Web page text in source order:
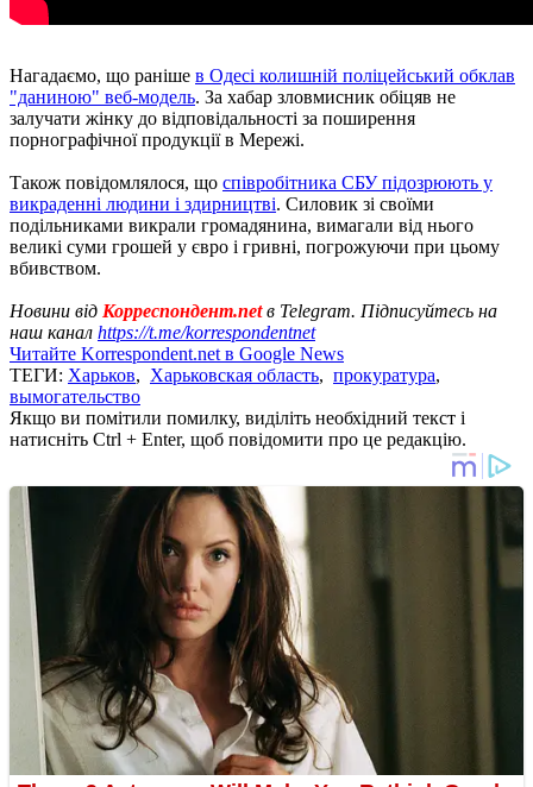
Нагадаємо, що раніше в Одесі колишній поліцейський обклав
"даниною" веб-модель. За хабар зловмисник обіцяв не
залучати жінку до відповідальності за поширення
порнографічної продукції в Мережі.
Також повідомлялося, що співробітника СБУ підозрюють у
викраденні людини і здирництві. Силовик зі своїми
подільниками викрали громадянина, вимагали від нього
великі суми грошей у євро і гривні, погрожуючи при цьому
вбивством.
Новини від Корреспондент.netв Telegram. Підписуйтесь на
наш канал https://t.me/korrespondentnet
Читайте Korrespondent.net в Google News
ТЕГИ: Харьков, Харьковская область, прокуратура,
вымогательство
Якщо ви помітили помилку, виділіть необхідний текст і
натисніть Ctrl + Enter, щоб повідомити про це редакцію.